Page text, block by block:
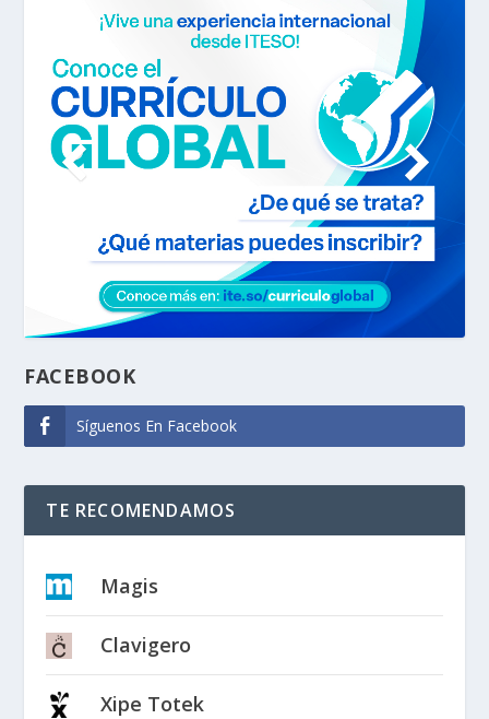
FACEBOOK
Síguenos En Facebook
TE RECOMENDAMOS
Magis
Clavigero
Xipe Totek